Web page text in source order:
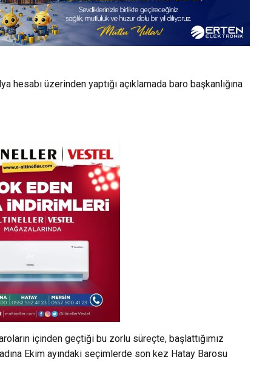
hesabı üzerinden yaptığı açıklamada baro başkanlığına
içinden geçtiği bu zorlu süreçte, başlattığımız
Ekim ayındaki seçimlerde son kez Hatay Barosu